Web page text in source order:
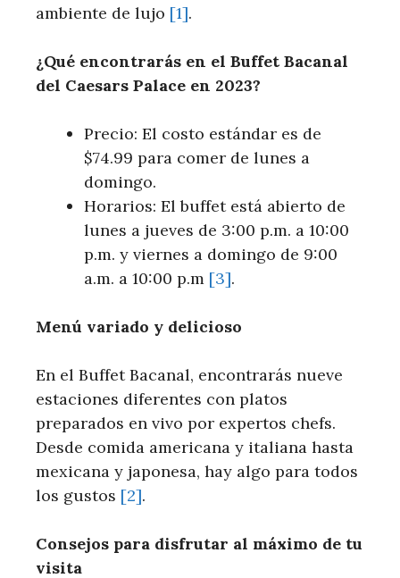
ambiente de lujo [1].
¿Qué encontrarás en el⁣ Buffet Bacanal
del Caesars‍ Palace en 2023?
Precio:⁢ El costo estándar es de
$74.99 para comer de lunes a
domingo.
Horarios: ‌El buffet está abierto de
lunes a jueves​ de 3:00 p.m. a 10:00
p.m. y viernes a domingo de 9:00
a.m. a 10:00 p.m [3].
Menú variado y delicioso
En ‌el Buffet ⁣Bacanal, encontrarás nueve
estaciones diferentes con platos
preparados en vivo por⁤ expertos chefs.
Desde comida ⁤americana y italiana hasta
mexicana y japonesa, hay algo para todos
los gustos [2].
Consejos para disfrutar ‍al máximo de tu
visita